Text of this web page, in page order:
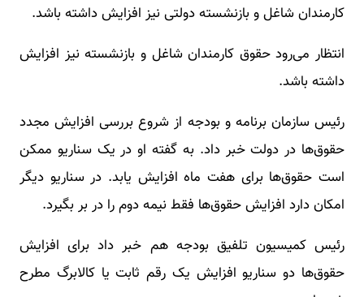
کارمندان شاغل و بازنشسته دولتی نیز افزایش داشته باشد.
انتظار می‌رود حقوق کارمندان شاغل و بازنشسته نیز افزایش
داشته باشد.
رئیس سازمان برنامه و بودجه از شروع بررسی افزایش مجدد
حقوق‌ها در دولت خبر داد. به گفته او در یک سناریو ممکن
است حقوق‌ها برای هفت ماه افزایش یابد. در سناریو دیگر
امکان دارد افزایش حقوق‌ها فقط نیمه دوم را در بر بگیرد.
رئیس کمیسیون تلفیق بودجه هم خبر داد برای افزایش
حقوق‌ها دو سناریو افزایش یک رقم ثابت یا کالابرگ مطرح